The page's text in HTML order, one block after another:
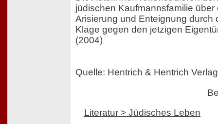
jüdischen Kaufmannsfamilie
Arisierung und Enteignung durch
Klage gegen den jetzigen
(2004)
Quelle: Hentrich & Hentrich Verlag
Literatur > Jüdisches Leben